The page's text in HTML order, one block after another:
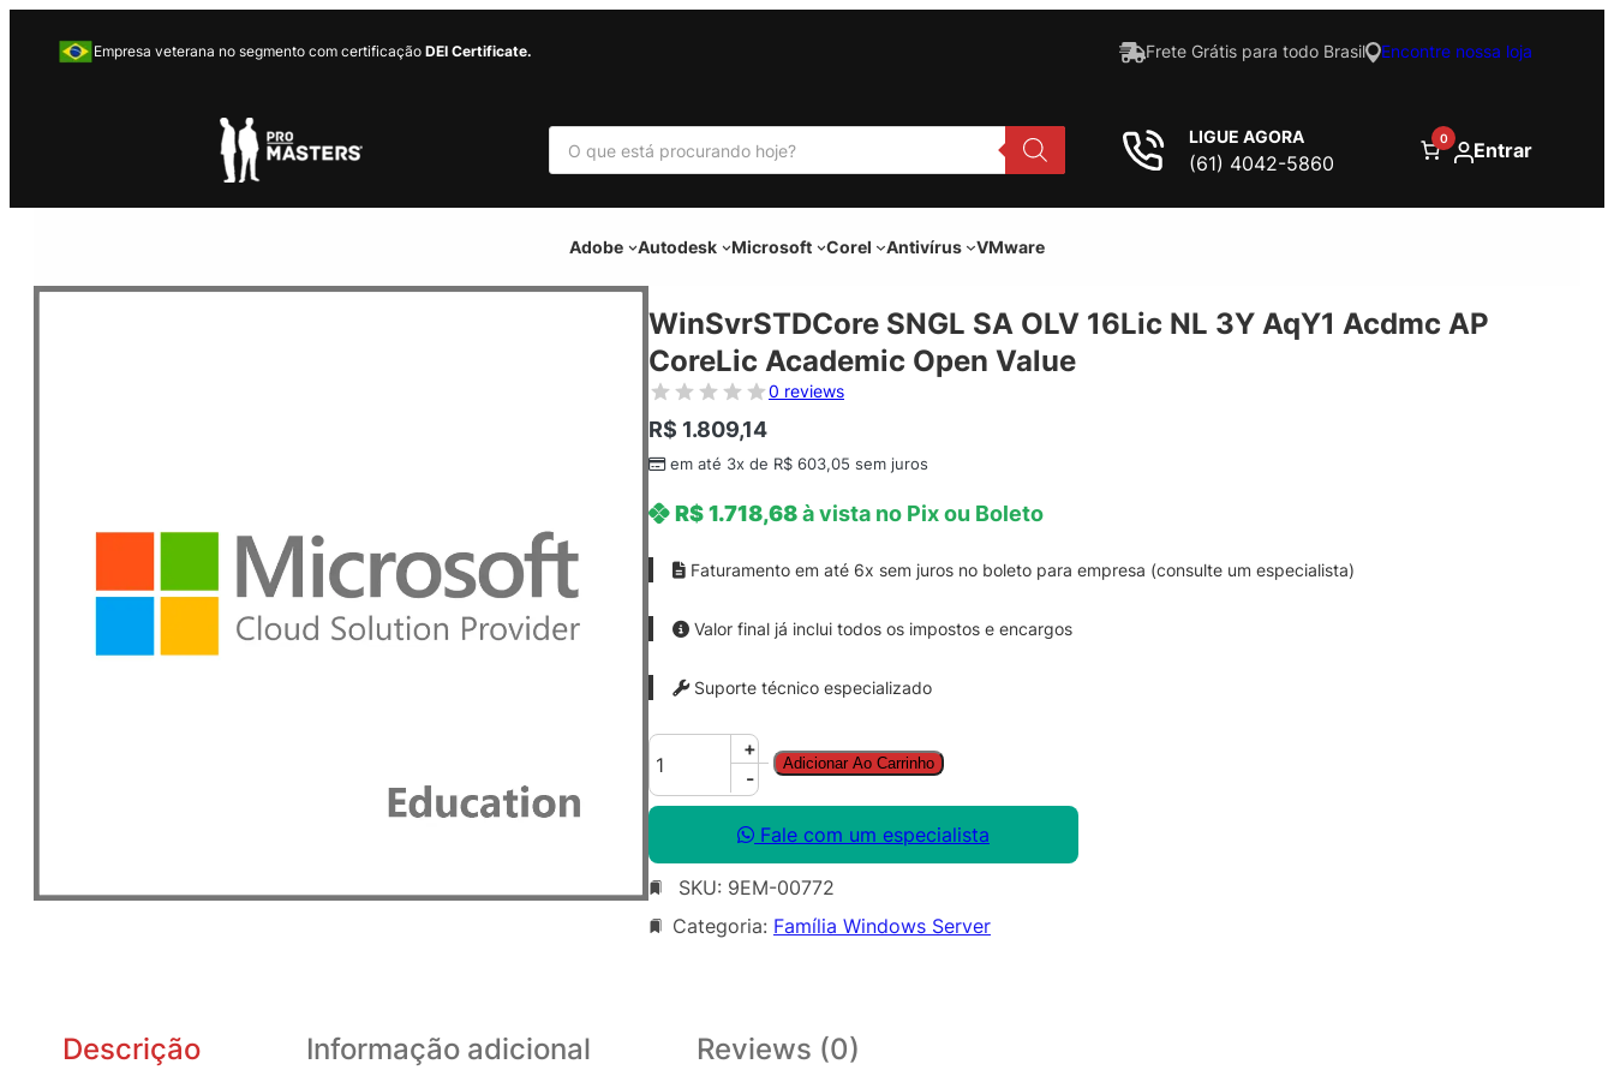
Empresa veterana no segmento com certificação DEI Certificate. Frete Grátis para todo Brasil Encontre nossa loja
P
s
u
r
LIGUE AGORA
(61) 4042-5860
0 Entrar
Adobe Autodesk Microsoft Corel Antivírus VMware
WinSvrSTDCore SNGL SA OLV 16Lic NL 3Y AqY1 Acdmc AP
CoreLic Academic Open Value
0 reviews
R$ 1.809,14
em até 3x de R$ 603,05 sem juros
R$1.718,68à vista no Pix ou Boleto
Faturamento em até 6x sem juros no boleto para empresa (consulte um especialista)
Valor final já inclui todos os impostos e encargos
Suporte técnico especializado
W
n
v
r
S
+
-
Adicionar Ao Carrinho
Fale com um especialista
SKU: 9EM-00772
Categoria: Família Windows Server
Descrição Informação adicional Reviews (0)